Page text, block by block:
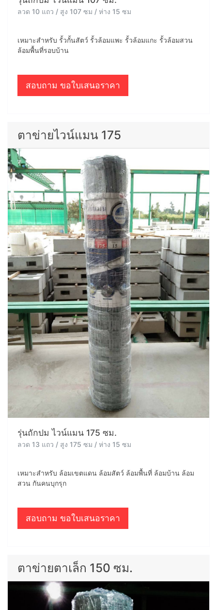
ลวด 10 แถว / สูง 107 ซม / ห่าง 15 ซม
เหมาะสำหรับ รั้วกั้นสัตว์ รั้วล้อมแพะ รั้วล้อมแกะ รั้วล้อมสวน
ล้อมพื้นที่รอบบ้าน
สอบถาม ขอใบเสนอราคา
ตาข่ายไวน์แมน 175
รุ่นถักปม ไวน์แมน 175 ซม.
ลวด 13 แถว / สูง 175 ซม / ห่าง 15 ซม
เหมาะสำหรับ ล้อมเขตแดน ล้อมสัตว์ ล้อมพื้นที่ ล้อมบ้าน ล้อม
สวน กันคนบุกรุก
สอบถาม ขอใบเสนอราคา
ตาข่ายตาเล็ก 150 ซม.